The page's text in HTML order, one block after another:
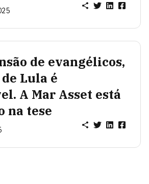
de evangélicos,
Lula é
A Mar Asset está
na tese